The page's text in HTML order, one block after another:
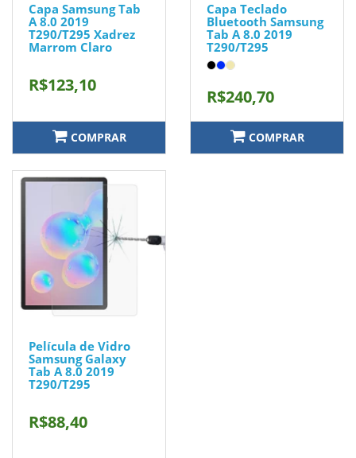
Capa Samsung Tab
A 8.0 2019
T290/T295 Xadrez
Marrom Claro
R$123,10
COMPRAR
Capa Teclado
Bluetooth Samsung
Tab A 8.0 2019
T290/T295
R$240,70
COMPRAR
Película de Vidro
Samsung Galaxy
Tab A 8.0 2019
T290/T295
R$88,40